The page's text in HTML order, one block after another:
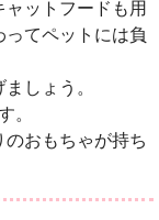
ットフードも用
てペットには負
しょう。
。
おもちゃが持ち